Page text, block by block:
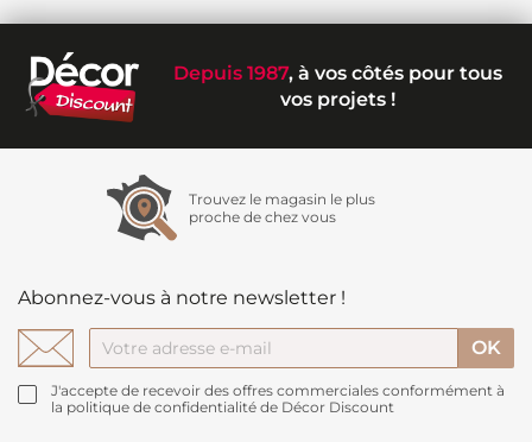
Depuis 1987, à vos côtés pour tous
vos projets !
Trouvez le magasin le plus
proche de chez vous
Abonnez-vous à notre newsletter !
J'accepte de recevoir des offres commerciales conformément à
la politique de confidentialité de Décor Discount